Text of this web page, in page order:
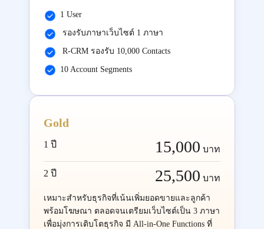
1 User
รองรับภาษาเว็บไซต์ 1 ภาษา
R-CRM รองรับ 10,000 Contacts
10 Account Segments
Gold
1 ปี 15,000 บาท
2 ปี 25,500 บาท
เหมาะสำหรับธุรกิจที่เน้นเพิ่มยอดขายและลูกค้า
พร้อมโฆษณา ตลอดจนเตรียมเว็บไซต์เป็น 3 ภาษา
เพื่อมุ่งการเติบโตธุรกิจ มี All-in-One Functions ที่